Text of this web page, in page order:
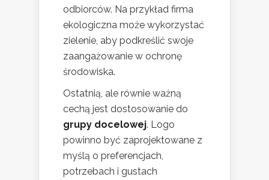
odbiorców. Na przykład firma
ekologiczna może wykorzystać
zielenie, aby podkreślić swoje
zaangażowanie w ochronę
środowiska.
Ostatnią, ale równie ważną
cechą jest dostosowanie do
grupy docelowej. Logo
powinno być zaprojektowane z
myślą o preferencjach,
potrzebach i gustach